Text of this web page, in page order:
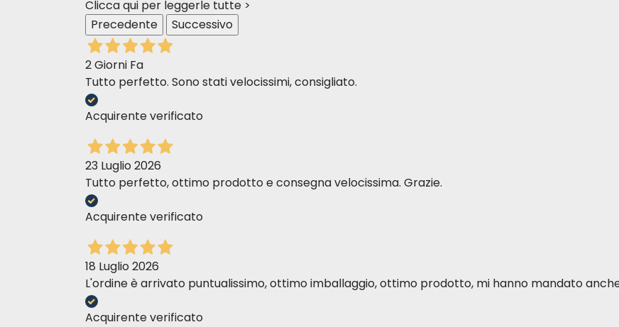
Clicca qui per leggerle tutte >
Precedente
Successivo
2 Giorni Fa
Tutto perfetto. Sono stati velocissimi, consigliato.
Acquirente verificato
23 Luglio 2026
Tutto perfetto, ottimo prodotto e consegna velocissima. Grazie.
Acquirente verificato
18 Luglio 2026
L'ordine è arrivato puntualissimo, ottimo imballaggio, ottimo prodotto, mi hanno mandato
Acquirente verificato